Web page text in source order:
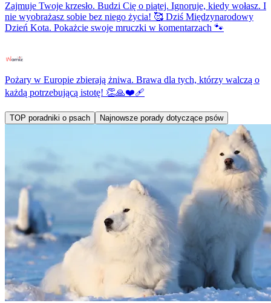
Zajmuje Twoje krzesło. Budzi Cię o piątej. Ignoruje, kiedy wołasz. I
nie wyobrażasz sobie bez niego życia! 🥰 Dziś Międzynarodowy
Dzień Kota. Pokażcie swoje mruczki w komentarzach 🐾
Pożary w Europie zbierają żniwa. Brawa dla tych, którzy walczą o
każdą potrzebującą istotę! 👏🙏❤️‍🩹
TOP poradniki o psach Najnowsze porady dotyczące psów